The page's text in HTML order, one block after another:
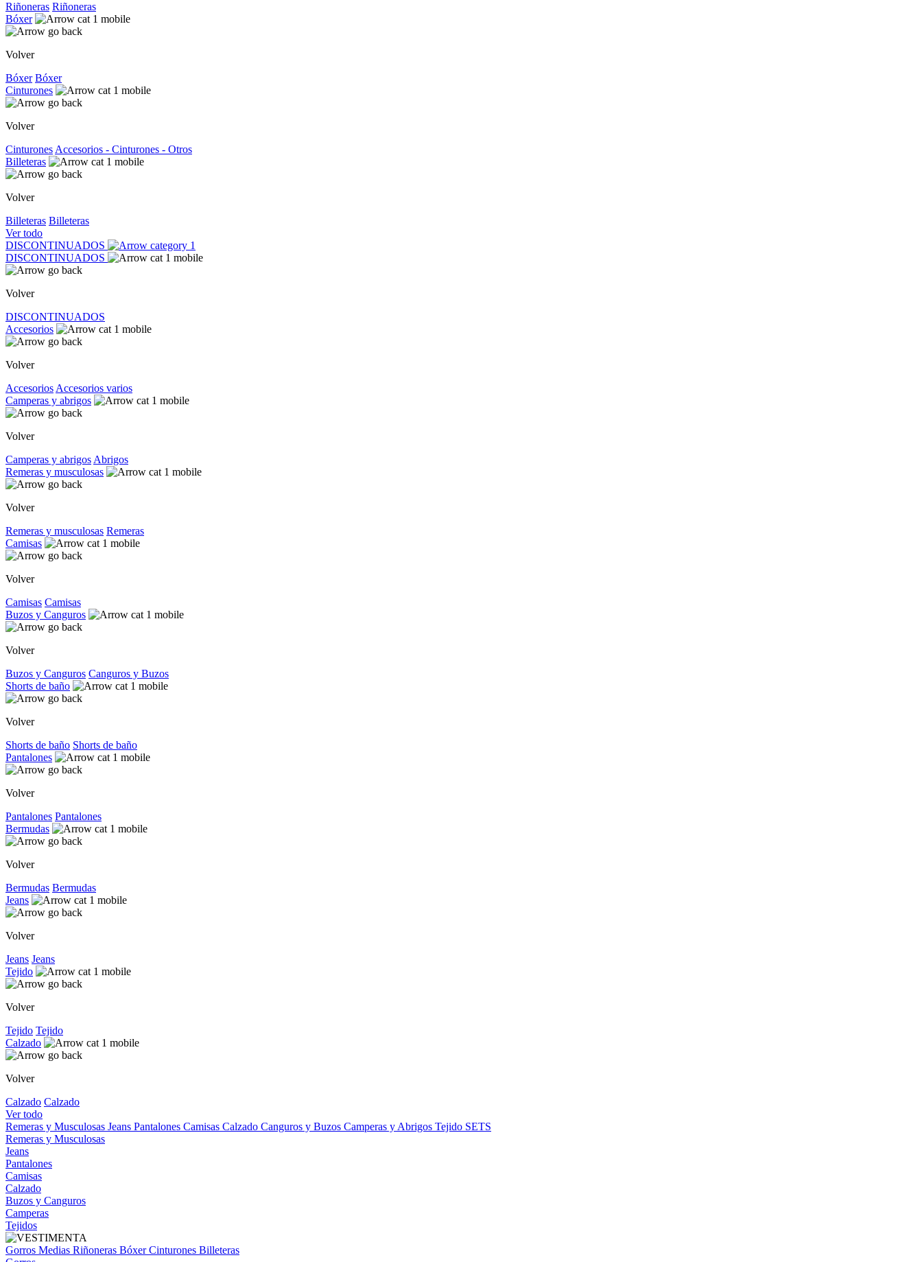
Riñoneras Riñoneras
Bóxer
Volver
Bóxer Bóxer
Cinturones
Volver
Cinturones Accesorios - Cinturones - Otros
Billeteras
Volver
Billeteras Billeteras
Ver todo
DISCONTINUADOS
DISCONTINUADOS
Volver
DISCONTINUADOS
Accesorios
Volver
Accesorios Accesorios varios
Camperas y abrigos
Volver
Camperas y abrigos Abrigos
Remeras y musculosas
Volver
Remeras y musculosas Remeras
Camisas
Volver
Camisas Camisas
Buzos y Canguros
Volver
Buzos y Canguros Canguros y Buzos
Shorts de baño
Volver
Shorts de baño Shorts de baño
Pantalones
Volver
Pantalones Pantalones
Bermudas
Volver
Bermudas Bermudas
Jeans
Volver
Jeans Jeans
Tejido
Volver
Tejido Tejido
Calzado
Volver
Calzado Calzado
Ver todo
Remeras y Musculosas Jeans Pantalones Camisas Calzado Canguros y Buzos Camperas y Abrigos Tejido SETS
Remeras y Musculosas
Jeans
Pantalones
Camisas
Calzado
Buzos y Canguros
Camperas
Tejidos
Gorros Medias Riñoneras BóxerCinturones Billeteras